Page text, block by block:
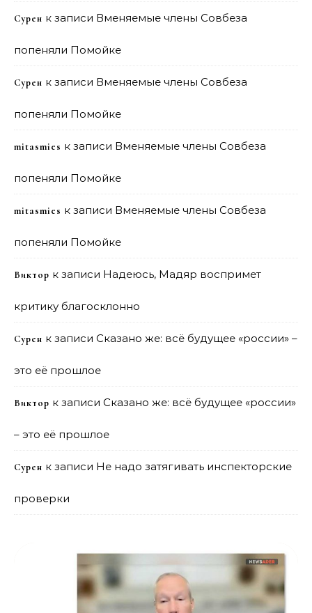
Сурен к записи Вменяемые члены Совбеза
попеняли Помойке
Сурен к записи Вменяемые члены Совбеза
попеняли Помойке
mitasmies к записи Вменяемые члены Совбеза
попеняли Помойке
mitasmies к записи Вменяемые члены Совбеза
попеняли Помойке
Виктор к записи Надеюсь, Мадяр воспримет
критику благосклонно
Сурен к записи Сказано же: всё будущее «россии» –
это её прошлое
Виктор к записи Сказано же: всё будущее «россии»
– это её прошлое
Сурен к записи Не надо затягивать инспекторские
проверки